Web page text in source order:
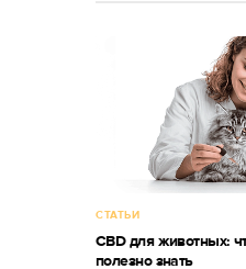
СТАТЬИ
CBD для животных:
полезно знать